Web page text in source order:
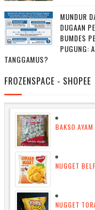
MUNDUR
DUGAAN
BUMDES
PUGUNG:
TANGGAMUS?
FROZENSPACE - SHOPEE
BAKSO AYAM
NUGGET
NUGGET